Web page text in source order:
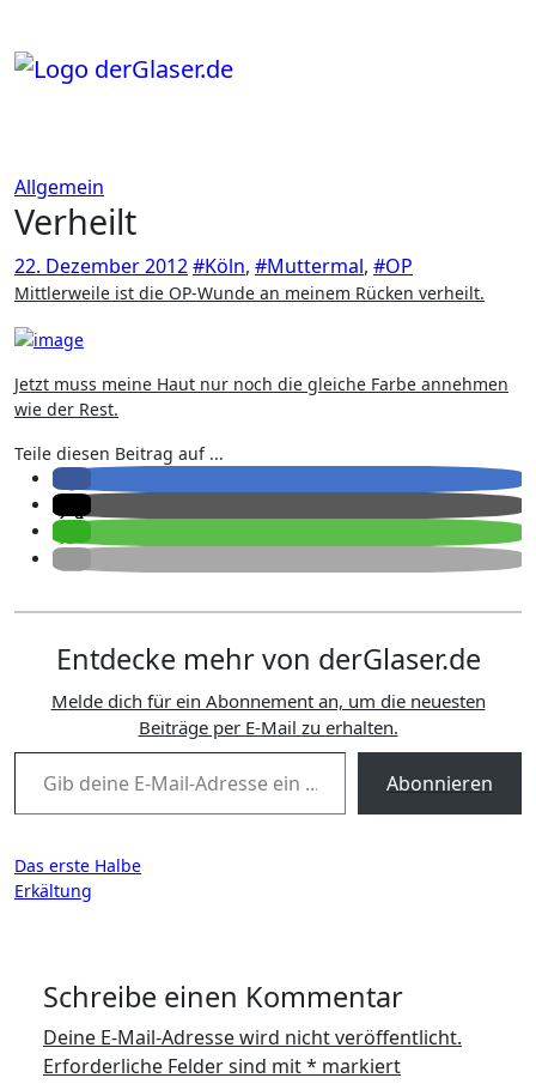
springen
Allgemein
Verheilt
22. Dezember 2012#Köln, #Muttermal, #OP
Mittlerweile ist die OP-Wunde an meinem Rücken verheilt.
Jetzt muss meine Haut nur noch die gleiche Farbe annehmen
wie der Rest.
Teile diesen Beitrag auf ...
Entdecke mehr von derGlaser.de
Melde dich für ein Abonnement an, um die neuesten
Beiträge per E-Mail zu erhalten.
Gib deine E-Mail-Adresse ein ...
Abonnieren
Beitragsnavigation
Das erste Halbe
Erkältung
Schreibe einen Kommentar
Deine E-Mail-Adresse wird nicht veröffentlicht.
Erforderliche Felder sind mit* markiert